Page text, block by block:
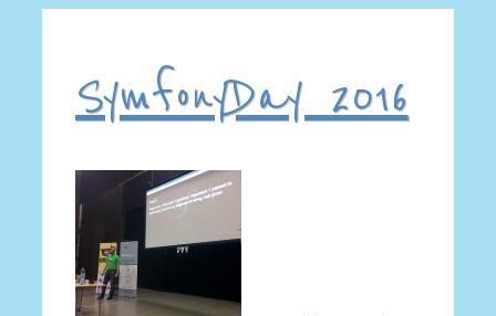
SymfonyDay 2016